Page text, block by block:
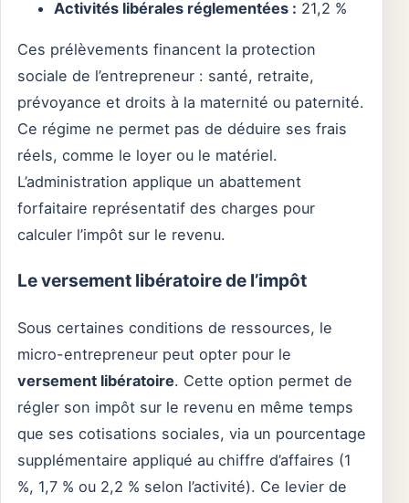
Activités libérales réglementées : 21,2 %
Ces prélèvements financent la protection
sociale de l’entrepreneur : santé, retraite,
prévoyance et droits à la maternité ou paternité.
Ce régime ne permet pas de déduire ses frais
réels, comme le loyer ou le matériel.
L’administration applique un abattement
forfaitaire représentatif des charges pour
calculer l’impôt sur le revenu.
Le versement libératoire de l’impôt
Sous certaines conditions de ressources, le
micro-entrepreneur peut opter pour le
versement libératoire. Cette option permet de
régler son impôt sur le revenu en même temps
que ses cotisations sociales, via un pourcentage
supplémentaire appliqué au chiffre d’affaires (1
%, 1,7 % ou 2,2 % selon l’activité). Ce levier de